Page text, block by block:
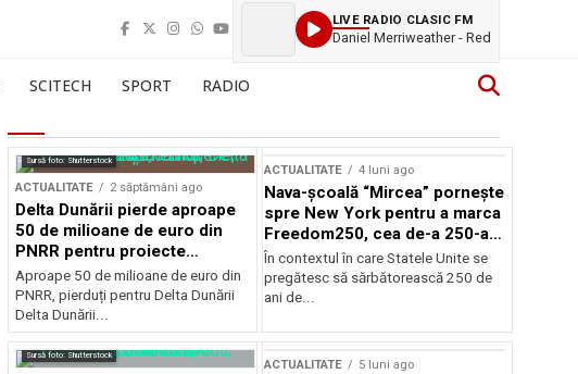
LIVE RADIO CLASIC FM
Daniel Merriweather - Red
SCITECH SPORT RADIO
Sursă foto: Shutterstock
ACTUALITATE 2 săptămâni ago
Delta Dunării pierde aproape
50 de milioane de euro din
PNRR pentru proiecte
esențiale
Aproape 50 de milioane de euro din
PNRR, pierduți pentru Delta Dunării
Delta Dunării...
ACTUALITATE 4 luni ago
Nava-școală “Mircea” pornește
spre New York pentru a marca
Freedom250, cea de-a 250-a
aniversare a Statelor Unite
În contextul în care Statele Unite se
pregătesc să sărbătorească 250 de
ani de...
Sursă foto: Shutterstock
ACTUALITATE 5 luni ago